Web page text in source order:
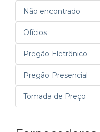
Não encontrado
Ofícios
Pregão Eletrônico
Pregão Presencial
Tomada de Preço